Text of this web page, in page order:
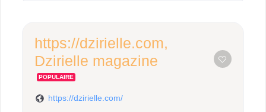
https://dzirielle.com,
Dzirielle magazine
POPULAIRE
https://dzirielle.com/